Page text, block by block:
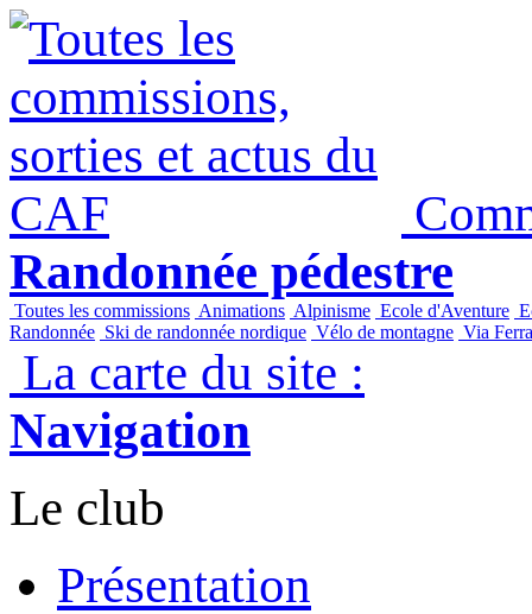
Randonnée pédestre
Toutes les commissions Animations Alpinisme Ecole d'Aventure
Randonnée Ski de randonnée nordique Vélo de montagne Via
La carte du site :
Navigation
Le club
Présentation